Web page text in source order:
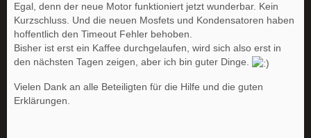
Egal, denn der neue Motor funktioniert jetzt wunderbar. Kein
Kurzschluss. Und die neuen Mosfets und Kondensatoren haben
hoffentlich den Timeout Fehler behoben.
Bisher ist erst ein Kaffee durchgelaufen, wird sich also erst in
den nächsten Tagen zeigen, aber ich bin guter Dinge.
Vielen Dank an alle Beteiligten für die Hilfe und die guten
Erklärungen.